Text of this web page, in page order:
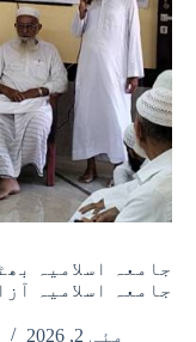
جامعہ اسلامیہ
جامعہ اسلامیہ
مئی 2, 2026